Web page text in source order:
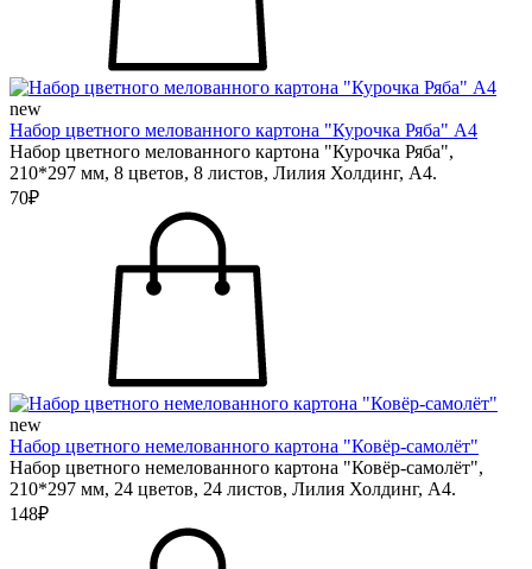
new
Набор цветного мелованного картона "Курочка Ряба" А4
Набор цветного мелованного картона "Курочка Ряба",
210*297 мм, 8 цветов, 8 листов, Лилия Холдинг, А4.
70₽
new
Набор цветного немелованного картона "Ковёр-самолёт"
Набор цветного немелованного картона "Ковёр-самолёт",
210*297 мм, 24 цветов, 24 листов, Лилия Холдинг, А4.
148₽